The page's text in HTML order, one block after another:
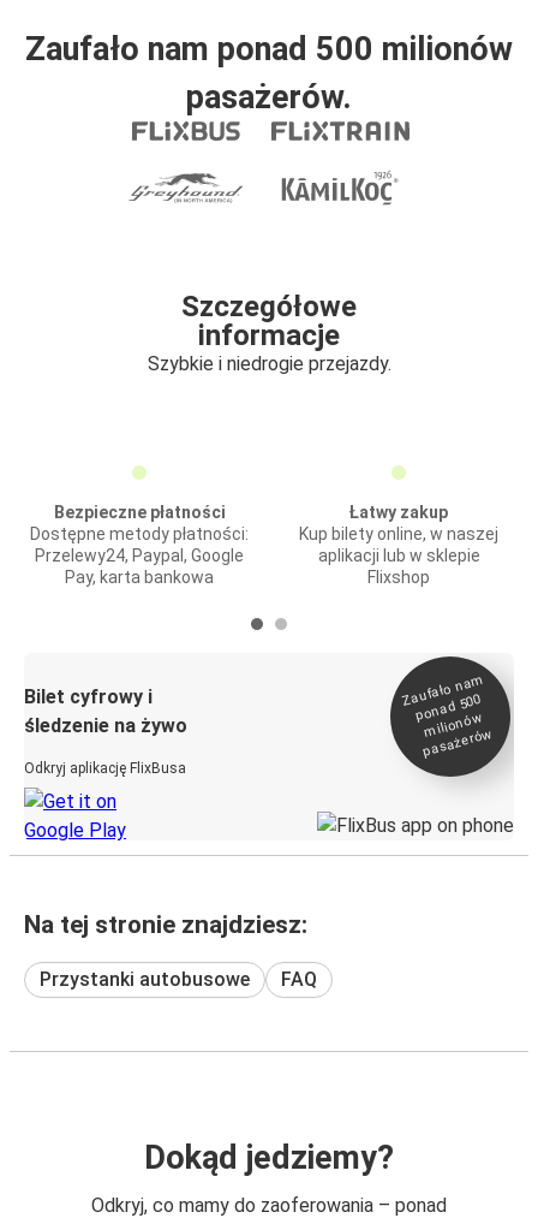
Zaufało nam ponad 500 milionów
pasażerów.
Szczegółowe
informacje
Szybkie i niedrogie przejazdy.
Bezpieczne płatności
Dostępne metody płatności:
Przelewy24, Paypal, Google
Pay, karta bankowa
Łatwy zakup
Kup bilety online, w naszej
aplikacji lub w sklepie
Flixshop
Bilet cyfrowy i
śledzenie na żywo
Odkryj aplikację FlixBusa
Zaufało na
m
ponad 500
milionó
w
pasażeró
w
Na tej stronie znajdziesz:
Przystanki autobusowe FAQ
Dokąd jedziemy?
Odkryj, co mamy do zaoferowania – ponad